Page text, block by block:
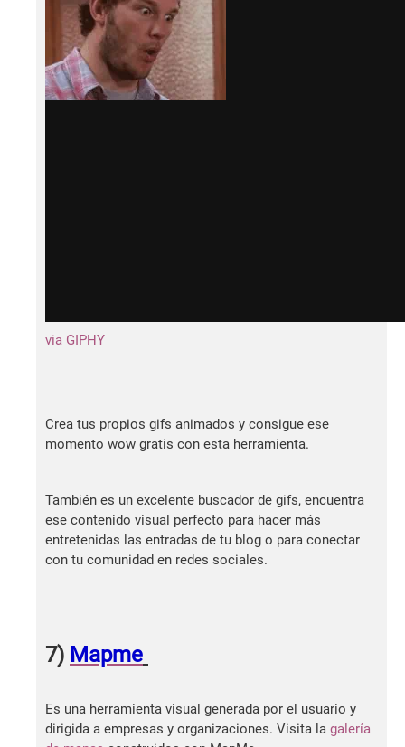
via GIPHY
Crea tus propios gifs animados y consigue ese
momento wow gratis con esta herramienta.
También es un excelente buscador de gifs, encuentra
ese contenido visual perfecto para hacer más
entretenidas las entradas de tu blog o para conectar
con tu comunidad en redes sociales.
7) Mapme
Es una herramienta visual generada por el usuario y
dirigida a empresas y organizaciones. Visita la galería